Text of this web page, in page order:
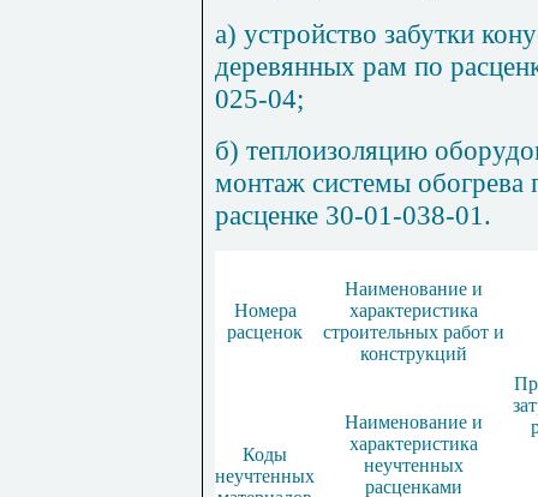
а) устройство забутки
деревянных рам по
025-04;
б) теплоизоляцию
монтаж системы обогрева
расценке 30-01-038-01.
Номера
расценок
Наименование и
характеристика
строительных работ и
конструкций
Коды
неучтенных
Наименование и
характеристика
неучтенных
расценками